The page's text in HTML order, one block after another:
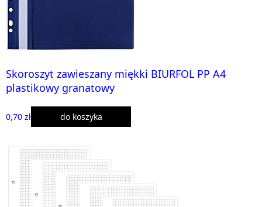
Skoroszyt zawieszany miękki BIURFOL PP A4
plastikowy granatowy
0,70 zł do koszyka